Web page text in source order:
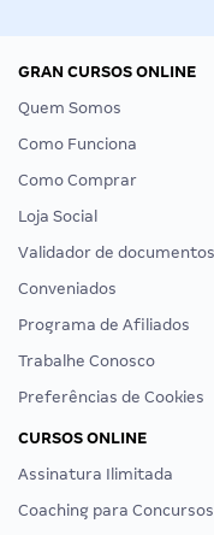
GRAN CURSOS ONLINE
Quem Somos
Como Funciona
Como Comprar
Loja Social
Validador de documentos
Conveniados
Programa de Afiliados
Trabalhe Conosco
Preferências de Cookies
CURSOS ONLINE
Assinatura Ilimitada
Coaching para Concursos